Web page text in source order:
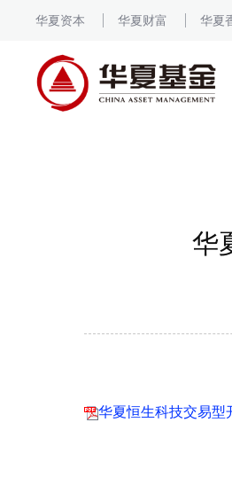
华夏资本 华夏财富 华夏
华
华夏恒生科技交易型